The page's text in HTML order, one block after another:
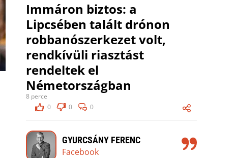
Immáron biztos: a
Lipcsében talált drónon
robbanószerkezet volt,
rendkívüli riasztást
rendeltek el
Németországban
8 perce
0
0 0
GYURCSÁNY FERENC
Facebook